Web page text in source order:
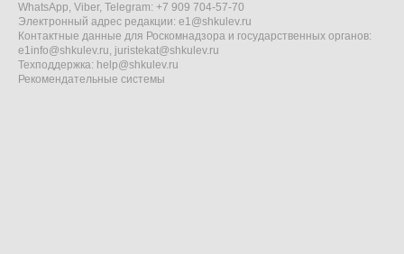
WhatsApp, Viber, Telegram: +7 909 704-57-70
Электронный адрес редакции: e1@shkulev.ru
Контактные данные для Роскомнадзора и государственных органов:
e1info@shkulev.ru, juristekat@shkulev.ru
Техподдержка: help@shkulev.ru
Рекомендательные системы